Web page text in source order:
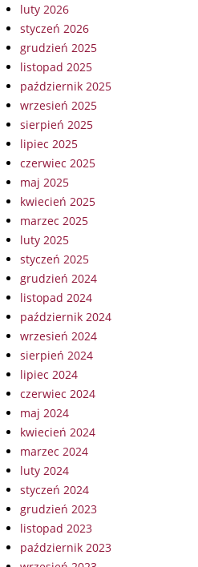
luty 2026
styczeń 2026
grudzień 2025
listopad 2025
październik 2025
wrzesień 2025
sierpień 2025
lipiec 2025
czerwiec 2025
maj 2025
kwiecień 2025
marzec 2025
luty 2025
styczeń 2025
grudzień 2024
listopad 2024
październik 2024
wrzesień 2024
sierpień 2024
lipiec 2024
czerwiec 2024
maj 2024
kwiecień 2024
marzec 2024
luty 2024
styczeń 2024
grudzień 2023
listopad 2023
październik 2023